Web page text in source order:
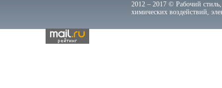
2012 – 2017 © Рабочий
химических воздействий,